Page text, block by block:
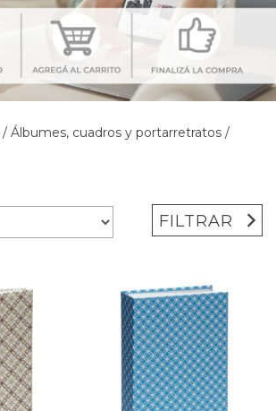
/ Álbumes, cuadros y portarretratos /
FILTRAR